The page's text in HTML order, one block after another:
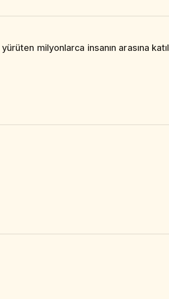
milyonlarca insanın arasına katıl